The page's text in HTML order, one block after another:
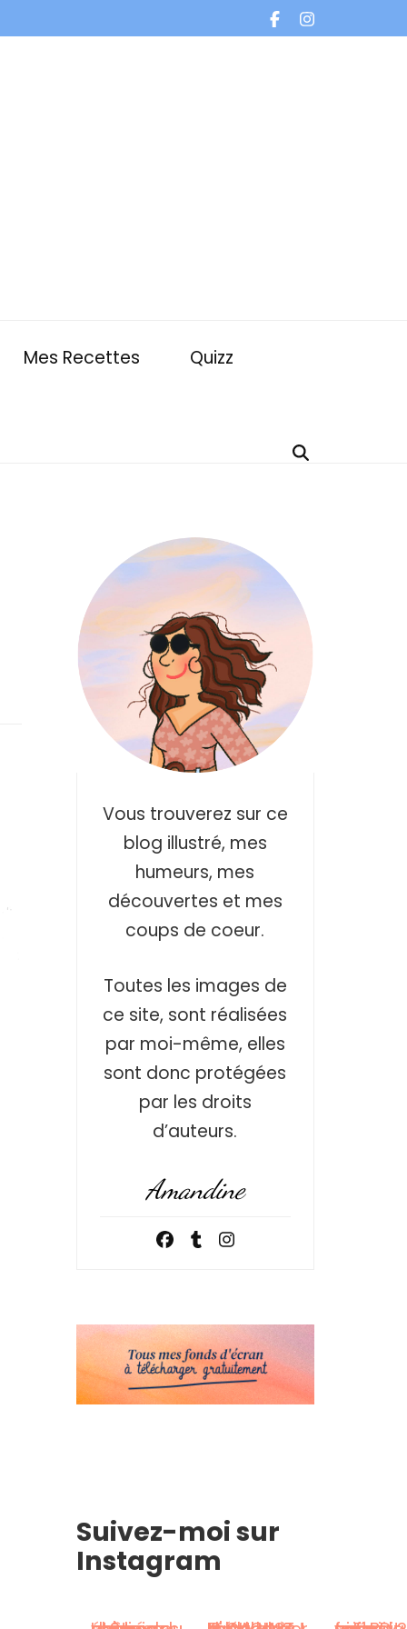
Mes Recettes Quizz
Vous trouverez sur ce
blog illustré, mes
humeurs, mes
découvertes et mes
coups de coeur.
Toutes les images de
ce site, sont réalisées
par moi-même, elles
sont donc protégées
par les droits
d’auteurs.
Amandine
Suivez-moi sur
Instagram